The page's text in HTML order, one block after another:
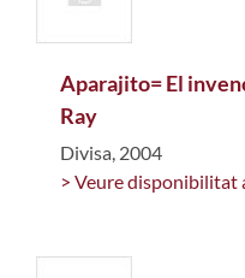
Aparajito= El
Ray
Divisa, 2004
> Veure disponibilitat